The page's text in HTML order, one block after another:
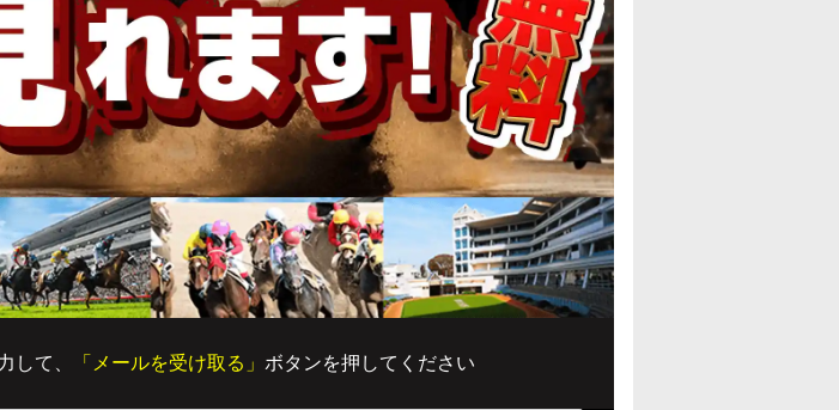
して、 「メールを受け取る」 ボタンを押してください